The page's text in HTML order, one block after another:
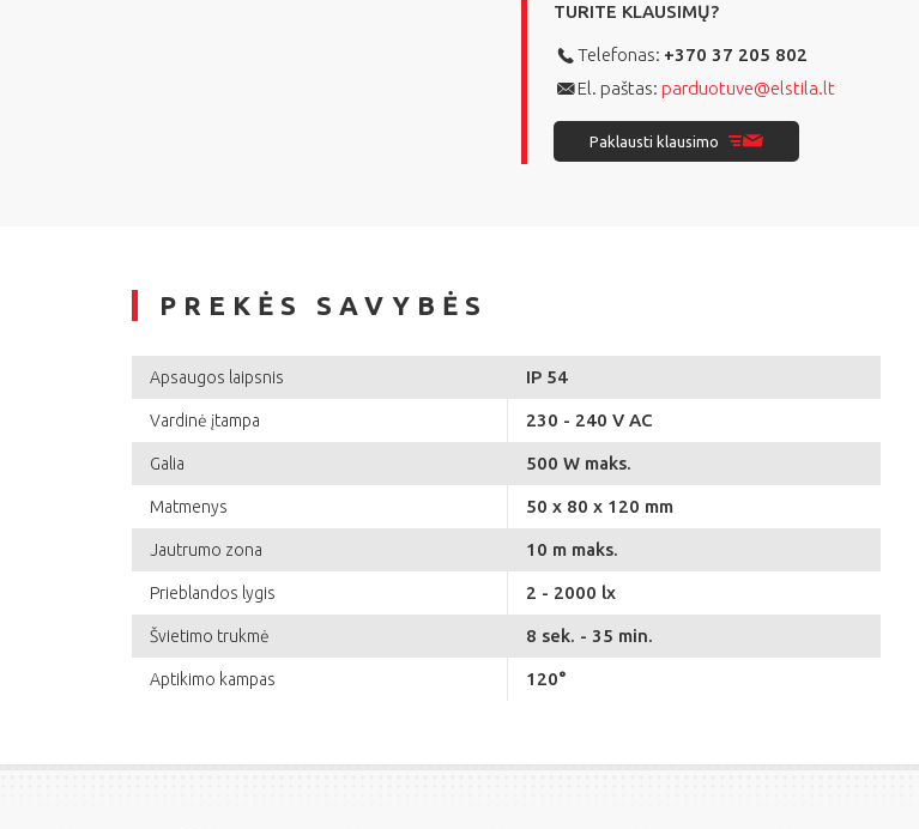
TURITE KLAUSIMŲ?
Telefonas: +370 37 205 802
El. paštas: parduotuve@elstila.lt
Paklausti klausimo
PREKĖS SAVYBĖS
Apsaugos laipsnis IP 54
Vardinė įtampa 230 - 240 V AC
Galia 500 W maks.
Matmenys 50 x 80 x 120 mm
Jautrumo zona 10 m maks.
Prieblandos lygis 2 - 2000 lx
Švietimo trukmė 8 sek. - 35 min.
Aptikimo kampas 120°